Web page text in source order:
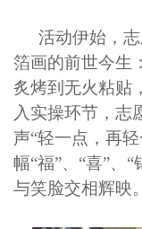
活动伊始，
箔画的前世今生
炙烤到无火粘贴
入实操环节， 志
声“轻一点，再
幅“福”、 “喜”、 “
与笑脸交相辉映。